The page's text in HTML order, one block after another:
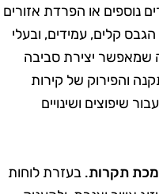
נוספים או הפרדת אזורים
קלים, עמידים, ובעלי
שמאפשר יצירת סביבה
והפירוק של קירות
שיפוצים ושינויים
תקרות. בעזרת לוחות